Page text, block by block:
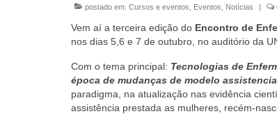
postado em: Cursos e eventos Eventos Notícias |
Vem aí a terceira edição do Encontro de
nos dias 5,6 e 7 de outubro, no auditório da
Com o tema principal: Tecnologias de
época de mudanças de modelo
paradigma, na atualização nas evidência
assistência prestada as mulheres, recém-